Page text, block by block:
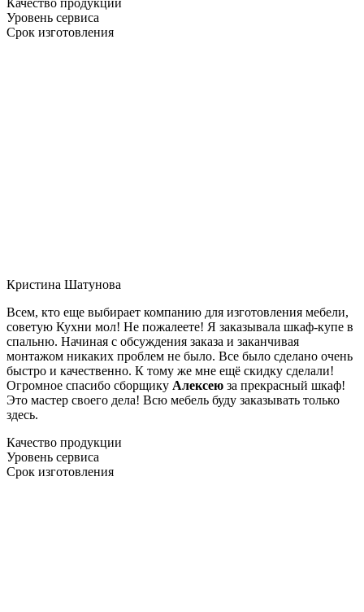
Уровень сервиса
Срок изготовления
Кристина Шатунова
Всем, кто еще выбирает компанию для изготовления мебели,
советую Кухни мол! Не пожалеете! Я заказывала шкаф-купе в
спальню. Начиная с обсуждения заказа и заканчивая
монтажом никаких проблем не было. Все было сделано очень
быстро и качественно. К тому же мне ещё скидку сделали!
Огромное спасибо сборщику Алексею за прекрасный шкаф!
Это мастер своего дела! Всю мебель буду заказывать только
здесь.
Качество продукции
Уровень сервиса
Срок изготовления